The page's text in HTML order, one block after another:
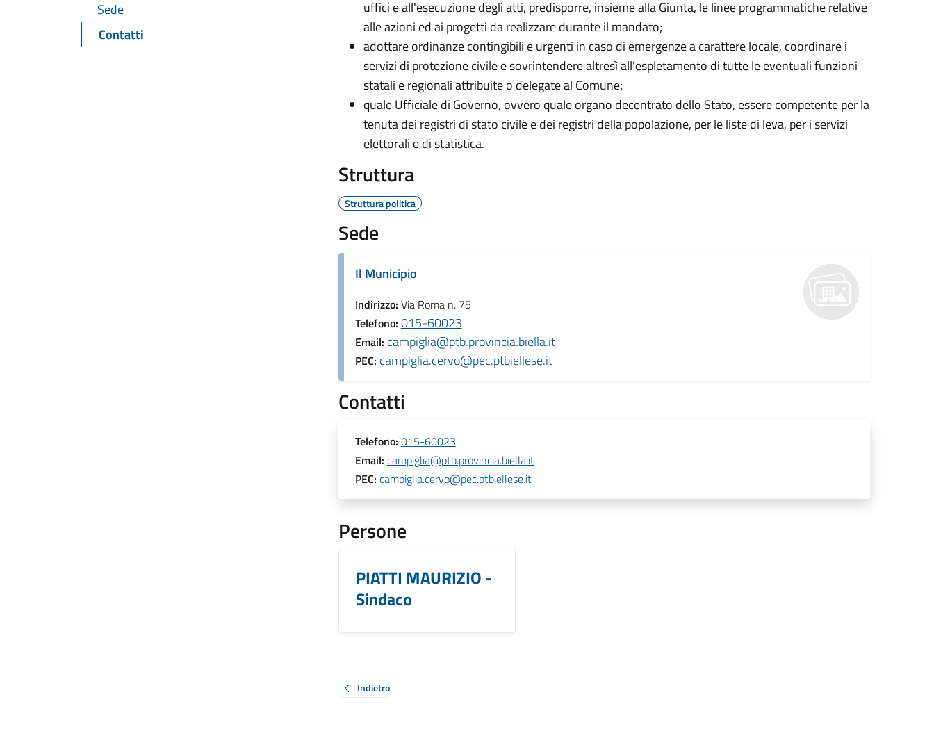
Sede
Contatti
uffici e all'esecuzione degli atti, predisporre, insieme alla Giunta, le linee programmatiche relative
alle azioni ed ai progetti da realizzare durante il mandato;
adottare ordinanze contingibili e urgenti in caso di emergenze a carattere locale, coordinare i
servizi di protezione civile e sovrintendere altresì all'espletamento di tutte le eventuali funzioni
statali e regionali attribuite o delegate al Comune;
quale Ufficiale di Governo, ovvero quale organo decentrato dello Stato, essere competente per la
tenuta dei registri di stato civile e dei registri della popolazione, per le liste di leva, per i servizi
elettorali e di statistica.
Struttura
Struttura politica
Sede
Il Municipio
Indirizzo: Via Roma n. 75
Telefono: 015-60023
Email: campiglia@ptb.provincia.biella.it
PEC: campiglia.cervo@pec.ptbiellese.it
Contatti
Telefono: 015-60023
Email: campiglia@ptb.provincia.biella.it
PEC: campiglia.cervo@pec.ptbiellese.it
Persone
PIATTI MAURIZIO -
Sindaco
Indietro